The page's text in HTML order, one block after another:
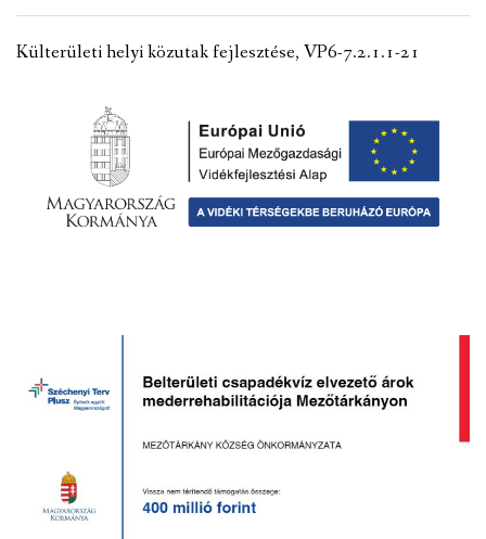
Külterületi helyi közutak fejlesztése, VP6-7.2.1.1-21